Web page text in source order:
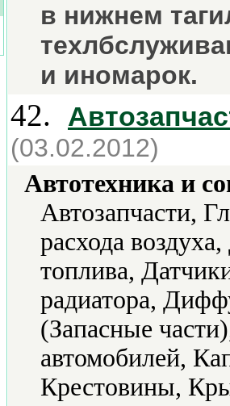
в нижнем
и иномарок.
42.
(03.02.2012)
Автотехника и
Автозапчасти,
расхода
топлива,
радиатора,
(Запасные
автомобилей,
Крестовины,